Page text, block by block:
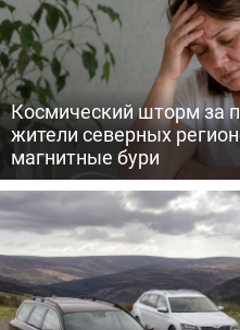
Космический шторм за
жители северных
магнитные бури